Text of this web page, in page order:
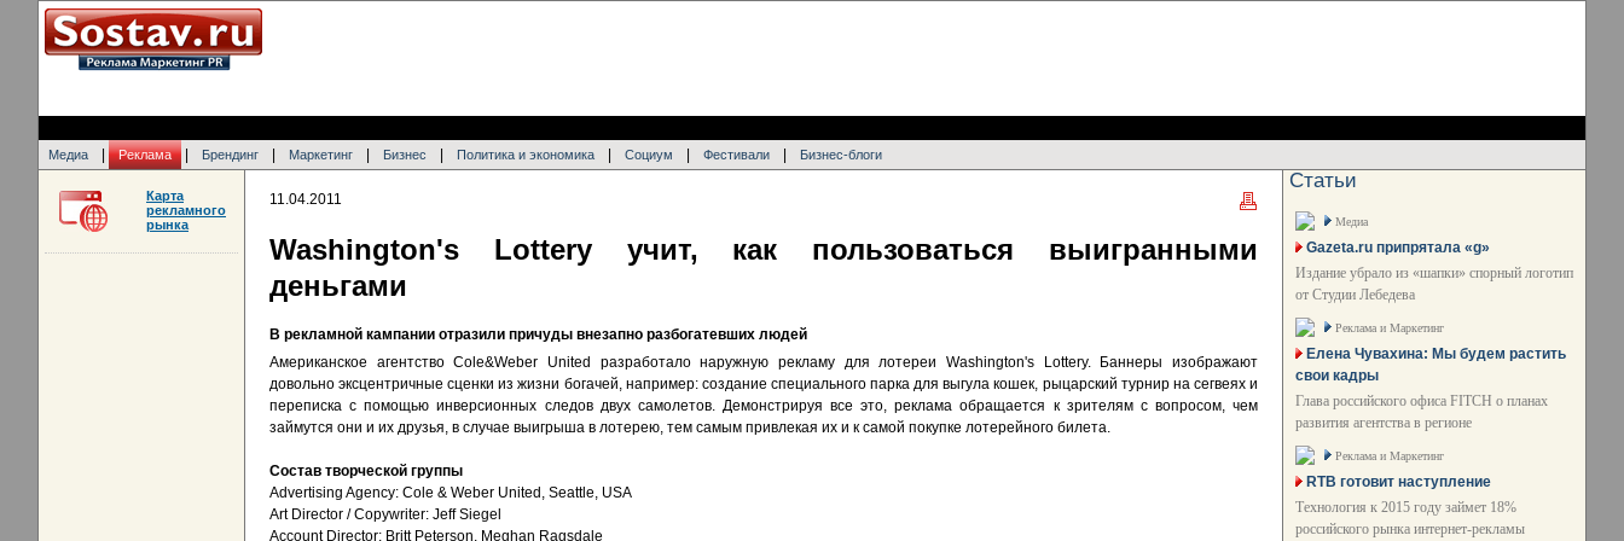
Медиа Реклама Брендинг Маркетинг Бизнес Политика и экономика Социум Фестивали Бизнес-блоги
11.04.2011
Washington's Lottery учит, как пользоваться выигранными
деньгами
В рекламной кампании отразили причуды внезапно разбогатевших людей
Американское агентство Cole&Weber United разработало наружную рекламу для лотереи Washington's Lottery. Баннеры изображают
довольно эксцентричные сценки из жизни богачей, например: создание специального парка для выгула кошек, рыцарский турнир на сегвеях и
переписка с помощью инверсионных следов двух самолетов. Демонстрируя все это, реклама обращается к зрителям с вопросом, чем
займутся они и их друзья, в случае выигрыша в лотерею, тем самым привлекая их и к самой покупке лотерейного билета.
Состав творческой группы
Advertising Agency: Cole & Weber United, Seattle, USA
Art Director / Copywriter: Jeff Siegel
Account Director: Britt Peterson, Meghan Ragsdale
Карта
рекламного
рынка
Статьи
Медиа
Gazeta.ru припрятала «g»
Издание убрало из «шапки» спорный логотип
от Студии Лебедева
Реклама и Маркетинг
Елена Чувахина: Мы будем растить
свои кадры
Глава российского офиса FITCH о планах
развития агентства в регионе
Реклама и Маркетинг
RTB готовит наступление
Технология к 2015 году займет 18%
российского рынка интернет-рекламы